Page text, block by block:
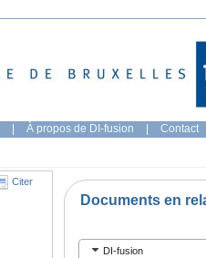
| À propos de DI-fusion | Contact
Citer
Documents en
DI-fusion